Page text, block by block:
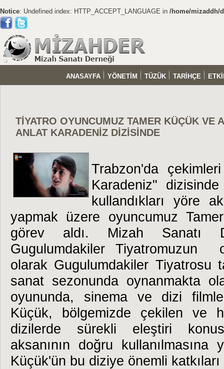
Notice: Undefined index: HTTP_ACCEPT_LANGUAGE in /home/mizaddh/
ANASAYFA YÖNETİM TÜZÜK TARİHÇE
TİYATRO OYUNCUMUZ TAMER KÜÇÜK VE
ANLAT KARADENİZ DİZİSİNDE
Trabzon'da
Karadeniz"
kullandıkları yöre
yapmak üzere oyuncumuz
görev aldı. Mizah Sanatı
Gugulumdakiler Tiyatromuzun
olarak Gugulumdakiler Tiyatrosu
sanat sezonunda oynanmakta
oyununda, sinema ve dizi
Küçük, bölgemizde çekilen ve
dizilerde sürekli eleştiri
aksanının doğru
Küçük'ün bu diziye önemli katkıları